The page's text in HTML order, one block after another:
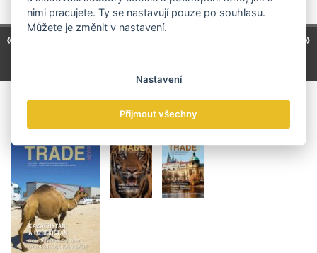
« předchozí 7 další »
Archiv čísel
nimi pracujete. Ty se nastavují pouze po souhlasu.
Můžete je změnit v nastavení.
Nastavení
Přijmout všechny